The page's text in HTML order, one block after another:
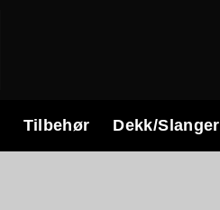
Tilbehør Dekk/Slanger